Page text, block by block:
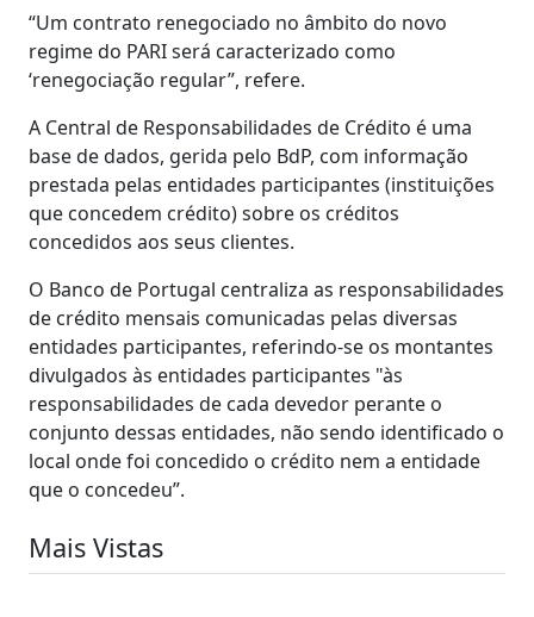
“Um contrato renegociado no âmbito do novo
regime do PARI será caracterizado como
‘renegociação regular”, refere.
A Central de Responsabilidades de Crédito é uma
base de dados, gerida pelo BdP, com informação
prestada pelas entidades participantes (instituições
que concedem crédito) sobre os créditos
concedidos aos seus clientes.
O Banco de Portugal centraliza as responsabilidades
de crédito mensais comunicadas pelas diversas
entidades participantes, referindo-se os montantes
divulgados às entidades participantes "às
responsabilidades de cada devedor perante o
conjunto dessas entidades, não sendo identificado o
local onde foi concedido o crédito nem a entidade
que o concedeu”.
Mais Vistas